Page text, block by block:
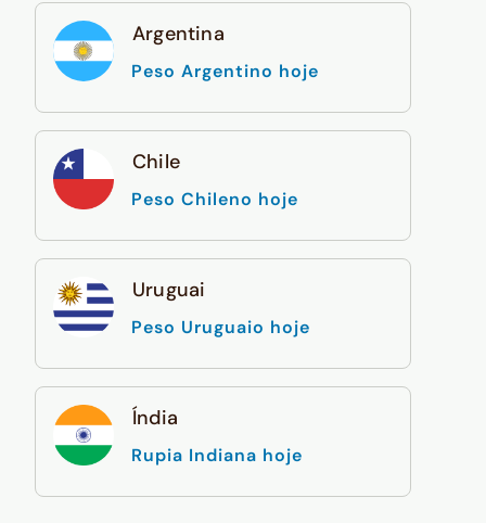
Argentina
Peso Argentino hoje
Chile
Peso Chileno hoje
Uruguai
Peso Uruguaio hoje
Índia
Rupia Indiana hoje